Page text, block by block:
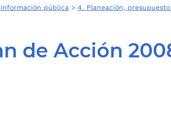
pública > 4. Planeación,
de Acción